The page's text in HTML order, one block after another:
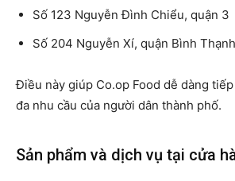
Số 123 Nguyễn Đình Chiểu, quận 3
Số 204 Nguyễn Xí, quận Bình Thạnh
Điều này giúp Co.op Food dễ dàng
đa nhu cầu của người dân thành phố.
Sản phẩm và dịch vụ tại cửa